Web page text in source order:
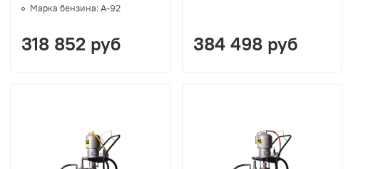
Марка бензина:А-92
318 852 руб 384 498 руб